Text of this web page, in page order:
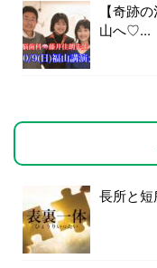
【奇跡
山へ♡...
長所と